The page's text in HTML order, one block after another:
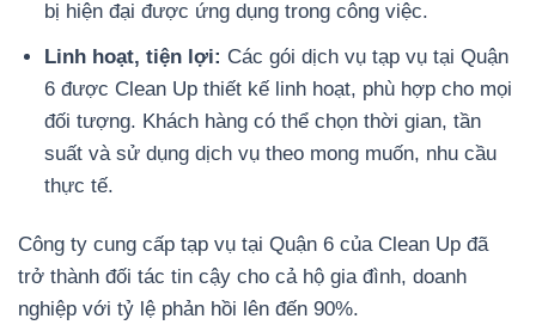
bị hiện đại được ứng dụng trong công việc.
Linh hoạt, tiện lợi: Các gói dịch vụ tạp vụ tại Quận
6 được Clean Up thiết kế linh hoạt, phù hợp cho mọi
đối tượng. Khách hàng có thể chọn thời gian, tần
suất và sử dụng dịch vụ theo mong muốn, nhu cầu
thực tế.
Công ty cung cấp tạp vụ tại Quận 6 của Clean Up đã
trở thành đối tác tin cậy cho cả hộ gia đình, doanh
nghiệp với tỷ lệ phản hồi lên đến 90%.